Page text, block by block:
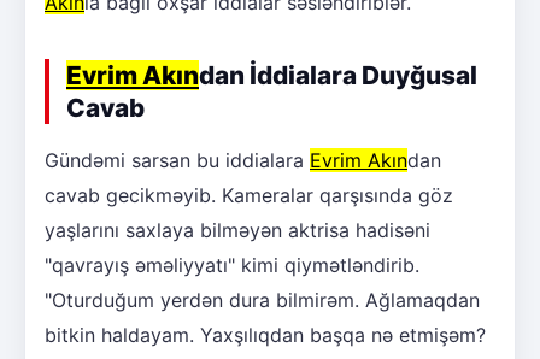
Evrim Akından İddialara Duyğusal
Cavab
Gündəmi sarsan bu iddialara Evrim Akından
cavab gecikməyib. Kameralar qarşısında göz
yaşlarını saxlaya bilməyən aktrisa hadisəni
"qavrayış əməliyyatı" kimi qiymətləndirib.
"Oturduğum yerdən dura bilmirəm. Ağlamaqdan
bitkin haldayam. Yaxşılıqdan başqa nə etmişəm?